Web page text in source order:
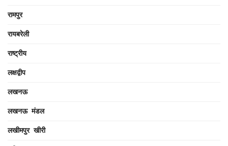
रामपुर
रायबरेली
राष्ट्रीय
लक्षद्वीप
लखनऊ
लखनऊ मंडल
लखीमपुर खीरी